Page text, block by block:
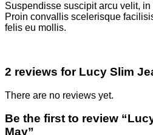
Suspendisse suscipit arcu velit,
Proin convallis scelerisque
felis eu mollis.
2 reviews for Lucy Slim
There are no reviews yet.
Be the first to review
May”